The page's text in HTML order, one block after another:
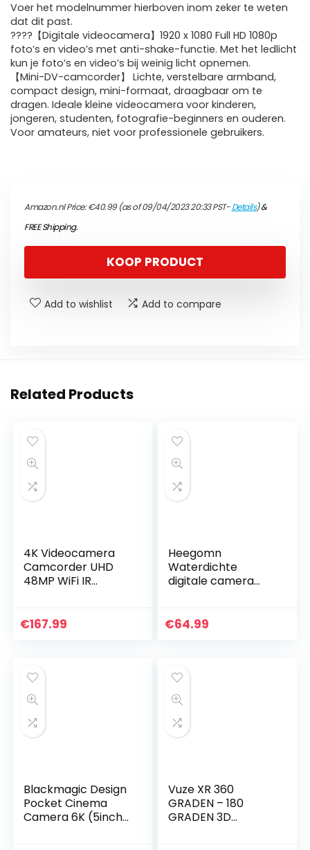
Voer het modelnummer hierboven inom zeker te weten
dat dit past.
????【Digitale videocamera】1920 x 1080 Full HD 1080p
foto’s en video’s met anti-shake-functie. Met het ledlicht
kun je foto’s en video’s bij weinig licht opnemen.
【Mini-DV-camcorder】 Lichte, verstelbare armband,
compact design, mini-formaat, draagbaar om te
dragen. Ideale kleine videocamera voor kinderen,
jongeren, studenten, fotografie-beginners en ouderen.
Voor amateurs, niet voor professionele gebruikers.
Amazon.nl Price:€40.99(as of 09/04/2023 20:33 PST-Details)&
FREE Shipping.
KOOP PRODUCT
Add to wishlist Add to compare
Related Products
4K Videocamera
Camcorder UHD
48MP WiFi IR
Digitale Zoom
Microfoon,
Handheld
Stabilizer,Zonnekap
,Afstandsbediening,
2 Batterijen
€167.99
Heegomn
Waterdichte
digitale camera
8-voudige digitale
€64.99
Blackmagic Design
Pocket Cinema
Camera 6K (5inch
Vuze XR 360
GRADEN – 180
GRADEN 3D